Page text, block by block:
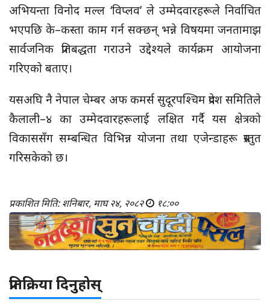
अभियन्ता विनोद मल्ल ‘विप्लव’ ले उम्मेदवारहरूले निर्वाचित
भएपछि के–कस्ता काम गर्न सक्छन् भन्ने विषयमा जनतामाझ
सार्वजनिक प्रतिबद्धता गराउने उद्देश्यले कार्यक्रम आयोजना
गरिएको बताए।
यसअघि नै नेपाल चेम्बर अफ कमर्स सुदूरपश्चिम प्रदेश समितिले
कैलाली–४ का उम्मेदवारहरूलाई लक्षित गर्दै यस क्षेत्रको
विकाससँग सम्बन्धित विभिन्न योजना तथा एजेन्डाहरू प्रस्तुत
गरिसकेको छ।
प्रकाशित मिति: शनिबार, माघ २४, २०८२ १८:००
प्रतिक्रिया दिनुहोस्